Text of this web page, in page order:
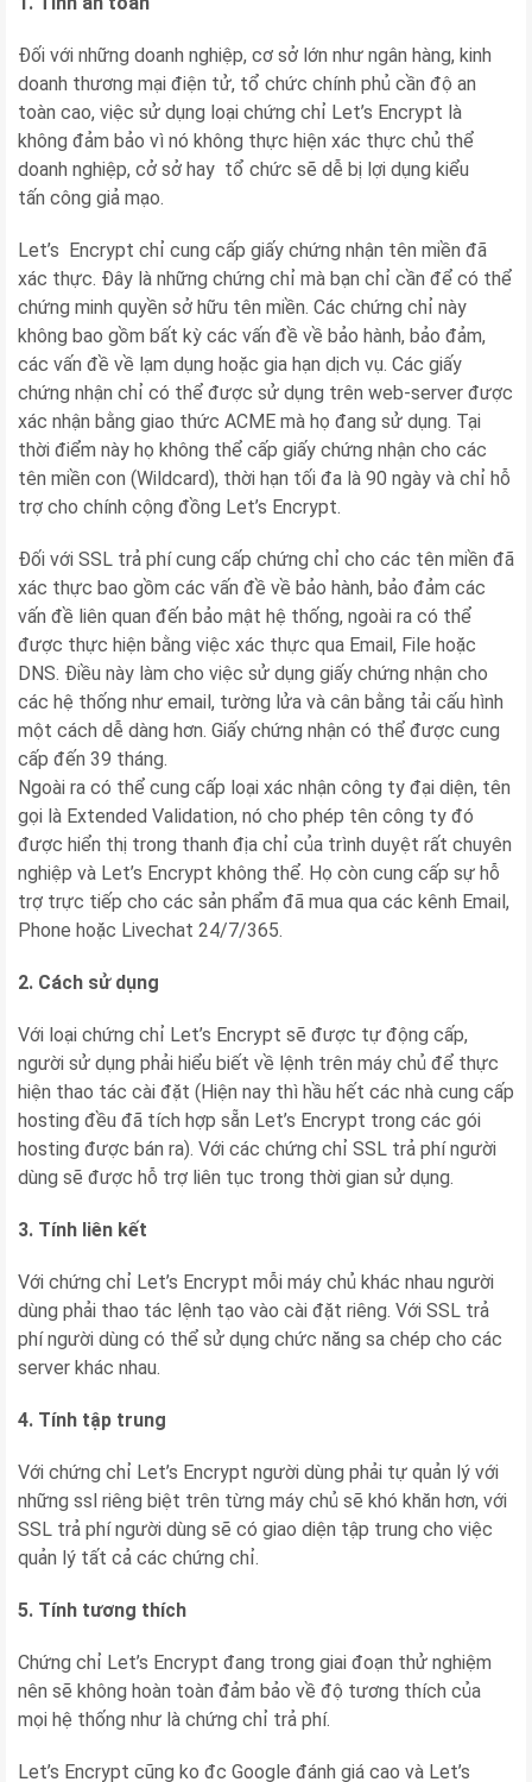
Đối với những doanh nghiệp, cơ sở lớn như ngân hàng, kinh
doanh thương mại điện tử, tổ chức chính phủ cần độ an
toàn cao, việc sử dụng loại chứng chỉ Let’s Encrypt là
không đảm bảo vì nó không thực hiện xác thực chủ thể
doanh nghiệp, cở sở hay tổ chức sẽ dễ bị lợi dụng kiểu
tấn công giả mạo.
Let’s Encrypt chỉ cung cấp giấy chứng nhận tên miền đã
xác thực. Đây là những chứng chỉ mà bạn chỉ cần để có thể
chứng minh quyền sở hữu tên miền. Các chứng chỉ này
không bao gồm bất kỳ các vấn đề về bảo hành, bảo đảm,
các vấn đề về lạm dụng hoặc gia hạn dịch vụ. Các giấy
chứng nhận chỉ có thể được sử dụng trên web-server được
xác nhận bằng giao thức ACME mà họ đang sử dụng. Tại
thời điểm này họ không thể cấp giấy chứng nhận cho các
tên miền con (Wildcard), thời hạn tối đa là 90 ngày và chỉ hỗ
trợ cho chính cộng đồng Let’s Encrypt.
Đối với SSL trả phí cung cấp chứng chỉ cho các tên miền đã
xác thực bao gồm các vấn đề về bảo hành, bảo đảm các
vấn đề liên quan đến bảo mật hệ thống, ngoài ra có thể
được thực hiện bằng việc xác thực qua Email, File hoặc
DNS. Điều này làm cho việc sử dụng giấy chứng nhận cho
các hệ thống như email, tường lửa và cân bằng tải cấu hình
một cách dễ dàng hơn. Giấy chứng nhận có thể được cung
cấp đến 39 tháng.
Ngoài ra có thể cung cấp loại xác nhận công ty đại diện, tên
gọi là Extended Validation, nó cho phép tên công ty đó
được hiển thị trong thanh địa chỉ của trình duyệt rất chuyên
nghiệp và Let’s Encrypt không thể. Họ còn cung cấp sự hỗ
trợ trực tiếp cho các sản phẩm đã mua qua các kênh Email,
Phone hoặc Livechat 24/7/365.
2. Cách sử dụng
Với loại chứng chỉ Let’s Encrypt sẽ được tự động cấp,
người sử dụng phải hiểu biết về lệnh trên máy chủ để thực
hiện thao tác cài đặt (Hiện nay thì hầu hết các nhà cung cấp
hosting đều đã tích hợp sẵn Let’s Encrypt trong các gói
hosting được bán ra). Với các chứng chỉ SSL trả phí người
dùng sẽ được hỗ trợ liên tục trong thời gian sử dụng.
3. Tính liên kết
Với chứng chỉ Let’s Encrypt mỗi máy chủ khác nhau người
dùng phải thao tác lệnh tạo vào cài đặt riêng. Với SSL trả
phí người dùng có thể sử dụng chức năng sa chép cho các
server khác nhau.
4. Tính tập trung
Với chứng chỉ Let’s Encrypt người dùng phải tự quản lý với
những ssl riêng biệt trên từng máy chủ sẽ khó khăn hơn, với
SSL trả phí người dùng sẽ có giao diện tập trung cho việc
quản lý tất cả các chứng chỉ.
5. Tính tương thích
Chứng chỉ Let’s Encrypt đang trong giai đoạn thử nghiệm
nên sẽ không hoàn toàn đảm bảo về độ tương thích của
mọi hệ thống như là chứng chỉ trả phí.
Let’s Encrypt cũng ko đc Google đánh giá cao và Let’s